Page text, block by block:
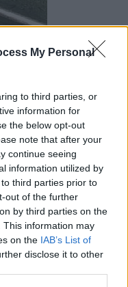
My Personal
to third parties, or
information for
the below opt-out
note that after your
continue seeing
information utilized by
third parties prior to
out of the further
by third parties on the
This information may
on the IAB’s List of
disclose it to other
per l'uomo. A
capopiatto, lungo circa
A fare la scoperta,
dell'esemplare
così scattare le
al porto di Scarlino,
morte dell'animale.